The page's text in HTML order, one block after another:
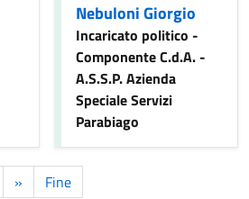
Nebuloni Giorgio
Incaricato politico -
Componente C.d.A. -
A.S.S.P. Azienda
Speciale Servizi
Parabiago
» Fine